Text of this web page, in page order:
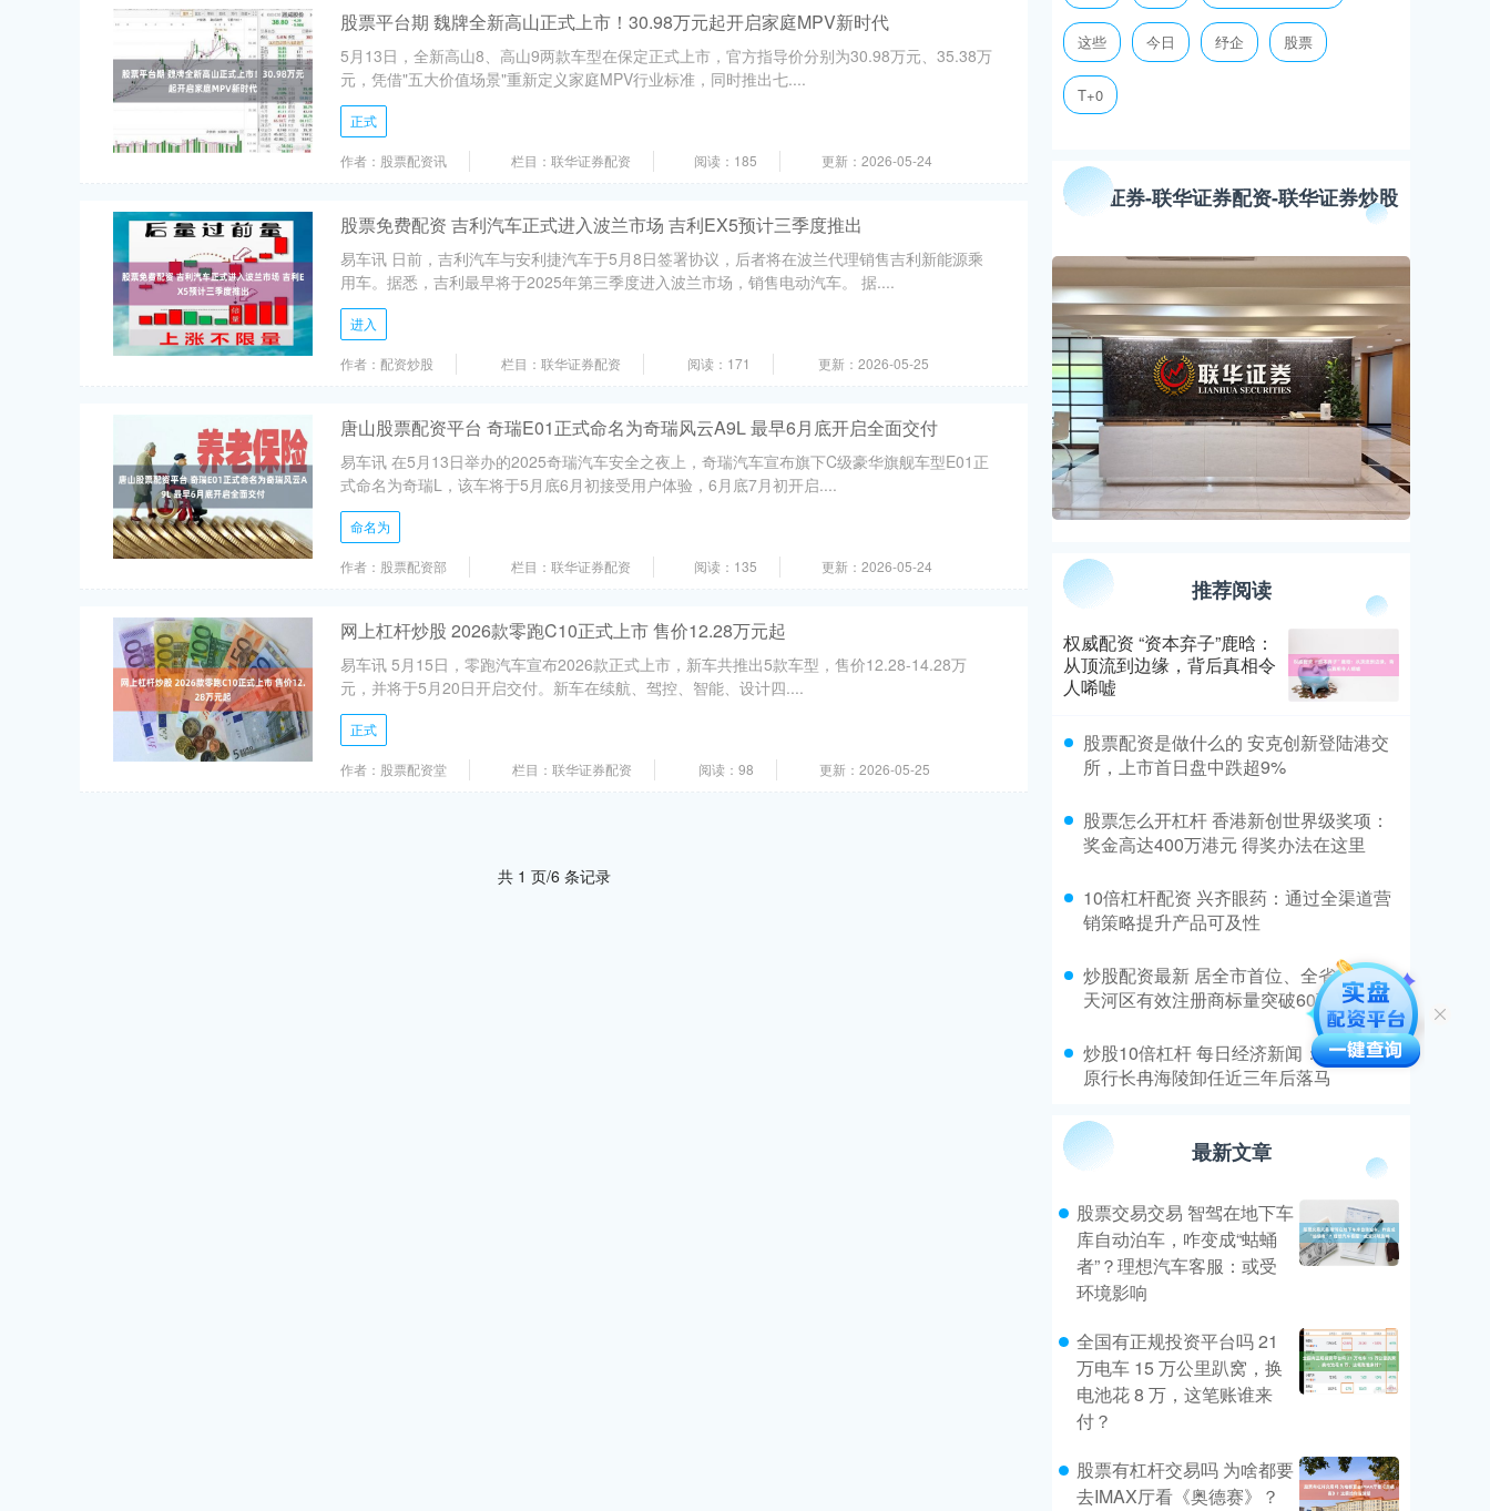
股票平台期 魏牌全新高山正式上市！30.98万元起开启家庭MPV新时代
5月13日，全新高山8、高山9两款车型在保定正式上市，官方指导价分别为30.98万元、35.38万
元，凭借"五大价值场景"重新定义家庭MPV行业标准，同时推出七....
正式
作者：股票配资讯 栏目：联华证券配资 阅读：185 更新：2026-05-24
股票免费配资 吉利汽车正式进入波兰市场 吉利EX5预计三季度推出
易车讯 日前，吉利汽车与安利捷汽车于5月8日签署协议，后者将在波兰代理销售吉利新能源乘
用车。据悉，吉利最早将于2025年第三季度进入波兰市场，销售电动汽车。 据....
进入
作者：配资炒股 栏目：联华证券配资 阅读：171 更新：2026-05-25
唐山股票配资平台 奇瑞E01正式命名为奇瑞风云A9L 最早6月底开启全面交付
易车讯 在5月13日举办的2025奇瑞汽车安全之夜上，奇瑞汽车宣布旗下C级豪华旗舰车型E01正
式命名为奇瑞L，该车将于5月底6月初接受用户体验，6月底7月初开启....
命名为
作者：股票配资部 栏目：联华证券配资 阅读：135 更新：2026-05-24
网上杠杆炒股 2026款零跑C10正式上市 售价12.28万元起
易车讯 5月15日，零跑汽车宣布2026款正式上市，新车共推出5款车型，售价12.28-14.28万
元，并将于5月20日开启交付。新车在续航、驾控、智能、设计四....
正式
作者：股票配资堂 栏目：联华证券配资 阅读：98 更新：2026-05-25
共 1 页/6 条记录
这些 今日 纾企 股票
T+0
联华证券-联华证券配资-联华证券炒股
推荐阅读
权威配资 “资本弃子”鹿晗：
从顶流到边缘，背后真相令
人唏嘘
​股票配资是做什么的 安克创新登陆港交
所，上市首日盘中跌超9%
​股票怎么开杠杆 香港新创世界级奖项：
奖金高达400万港元 得奖办法在这里
​10倍杠杆配资 兴齐眼药：通过全渠道营
销策略提升产品可及性
​炒股配资最新 居全市首位、全省前列！
天河区有效注册商标量突破60万件
​炒股10倍杠杆 每日经济新闻：重庆银行
原行长冉海陵卸任近三年后落马
最新文章
股票交易交易 智驾在地下车
库自动泊车，咋变成“蛄蛹
者”？理想汽车客服：或受
环境影响
全国有正规投资平台吗 21
万电车 15 万公里趴窝，换
电池花 8 万，这笔账谁来
付？
股票有杠杆交易吗 为啥都要
去IMAX厅看《奥德赛》？